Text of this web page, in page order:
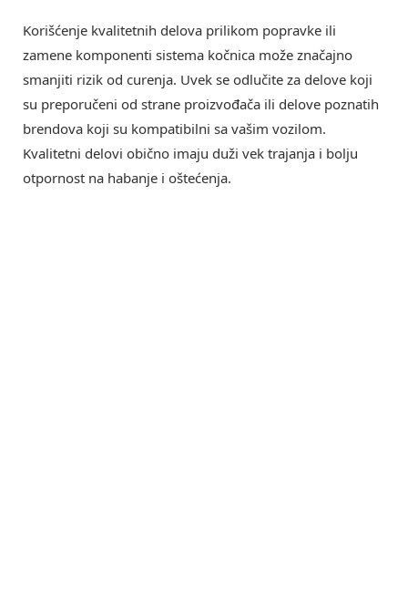
Korišćenje kvalitetnih delova prilikom popravke ili
zamene komponenti sistema kočnica može značajno
smanjiti rizik od curenja. Uvek se odlučite za delove koji
su preporučeni od strane proizvođača ili delove poznatih
brendova koji su kompatibilni sa vašim vozilom.
Kvalitetni delovi obično imaju duži vek trajanja i bolju
otpornost na habanje i oštećenja.